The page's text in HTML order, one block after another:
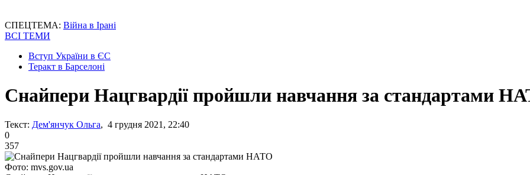
СПЕЦТЕМА: Війна в Ірані
ВСІ ТЕМИ
Вступ України в ЄС
Теракт в Барселоні
Снайпери Нацгвардії пройшли навчання за стандартами
Текст: Дем'янчук Ольга, 4 грудня 2021, 22:40
0
357
Фото: mvs.gov.ua